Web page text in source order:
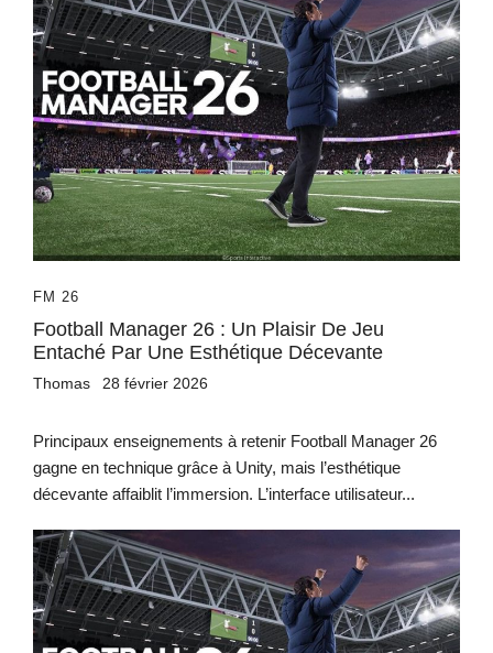
FM 26
Football Manager 26 : Un Plaisir De Jeu
Entaché Par Une Esthétique Décevante
Thomas 28 février 2026
Principaux enseignements à retenir Football Manager 26
gagne en technique grâce à Unity, mais l’esthétique
décevante affaiblit l’immersion. L’interface utilisateur...